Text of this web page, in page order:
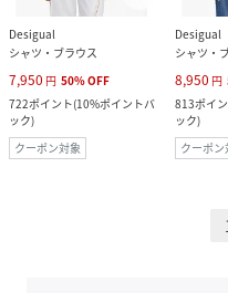
Desigual
シャツ・ブラウス
7,950 円 50%OFF
722ポイント(10%ポイントバ
ック)
クーポン対象
Desigual
シャツ・
8,950 円
813ポイ
ック)
クーポン